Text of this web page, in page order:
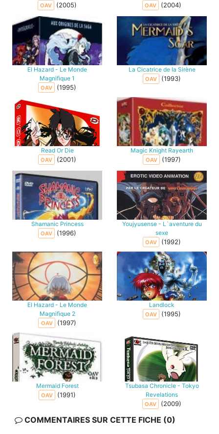
OAV (2005) OAV (2004)
El Hazard - Le Monde
Magnifique 1
OAV (1995)
La Cicatrice de la Sirène
OAV (1993)
Read Or Die
OAV (2001)
Magic Knight Rayearth
OAV (1997)
Shamanic Princess
OAV (1996)
Youjyusense - L`aventure du
sexe
OAV (1992)
El Hazard - Le Monde
Magnifique 2
OAV (1997)
Landlock
OAV (1995)
Mermaid Forest
OAV (1991)
Tsubasa Chronicle - Tokyo
Revelations
OAV (2009)
COMMENTAIRES SUR CETTE FICHE (0)